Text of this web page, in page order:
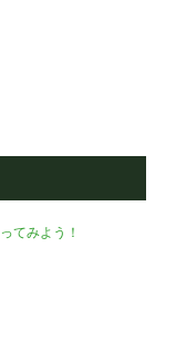
てみよう！